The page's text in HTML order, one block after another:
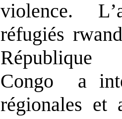
violence. L’
réfugiés
République
Congo a
régionales et